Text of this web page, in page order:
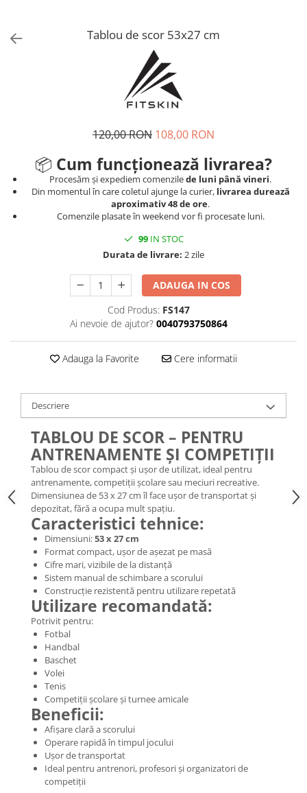
Saci Exercitii
Motricitate și Coordonare
Prim Ajutor
Recuperare și Îcălzire
Berserker
Tablou de scor 53x27 cm
120,00 RON 108,00 RON
📦 Cum funcționează livrarea?
Procesăm și expediem comenzilede luni până vineri.
Din momentul în care coletul ajunge la curier, livrarea durează
aproximativ 48 de ore.
Comenzile plasate în weekend vor fi procesate luni.
99IN STOC
Durata de livrare: 2 zile
ADAUGA IN COS
Cod Produs: FS147
Ai nevoie de ajutor? 0040793750864
Adauga la Favorite Cere informatii
Descriere
TABLOU DE SCOR – PENTRU
ANTRENAMENTE ȘI COMPETIȚII
Tablou de scor compact și ușor de utilizat, ideal pentru
antrenamente, competiții școlare sau meciuri recreative.
Dimensiunea de 53 x 27 cm îl face ușor de transportat și
depozitat, fără a ocupa mult spațiu.
Caracteristici tehnice:
Dimensiuni:53 x 27cm
Format compact, ușor de așezat pe masă
Cifre mari, vizibile de la distanță
Sistem manual de schimbare a scorului
Construcție rezistentă pentru utilizare repetată
Utilizare recomandată:
Potrivit pentru:
Fotbal
Handbal
Baschet
Volei
Tenis
Competiții școlare și turnee amicale
Beneficii:
Afișare clară a scorului
Operare rapidă în timpul jocului
Ușor de transportat
Ideal pentru antrenori, profesori și organizatori de
competiții